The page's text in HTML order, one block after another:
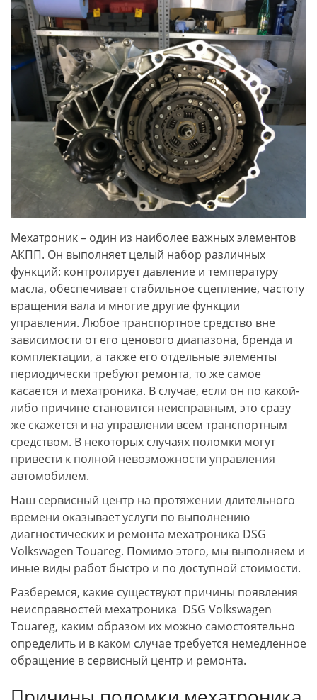
Мехатроник – один из наиболее важных элементов
АКПП. Он выполняет целый набор различных
функций: контролирует давление и температуру
масла, обеспечивает стабильное сцепление, частоту
вращения вала и многие другие функции
управления. Любое транспортное средство вне
зависимости от его ценового диапазона, бренда и
комплектации, а также его отдельные элементы
периодически требуют ремонта, то же самое
касается и мехатроника. В случае, если он по какой-
либо причине становится неисправным, это сразу
же скажется и на управлении всем транспортным
средством. В некоторых случаях поломки могут
привести к полной невозможности управления
автомобилем.
Наш сервисный центр на протяжении длительного
времени оказывает услуги по выполнению
диагностических и ремонта мехатроника DSG
Volkswagen Touareg. Помимо этого, мы выполняем и
иные виды работ быстро и по доступной стоимости.
Разберемся, какие существуют причины появления
неисправностей мехатроника DSG Volkswagen
Touareg, каким образом их можно самостоятельно
определить и в каком случае требуется немедленное
обращение в сервисный центр и ремонта.